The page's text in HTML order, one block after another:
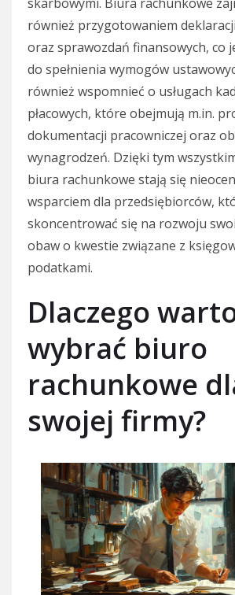
również przygotowaniem
oraz sprawozdań finansowych, co
do spełnienia wymogów
również wspomnieć o usługach
płacowych, które obejmują m.in.
dokumentacji pracowniczej oraz
wynagrodzeń. Dzięki tym
biura rachunkowe stają się
wsparciem dla przedsiębiorców,
skoncentrować się na rozwoju
obaw o kwestie związane z
podatkami.
Dlaczego
wybrać biuro
rachunkowe
swojej firmy?